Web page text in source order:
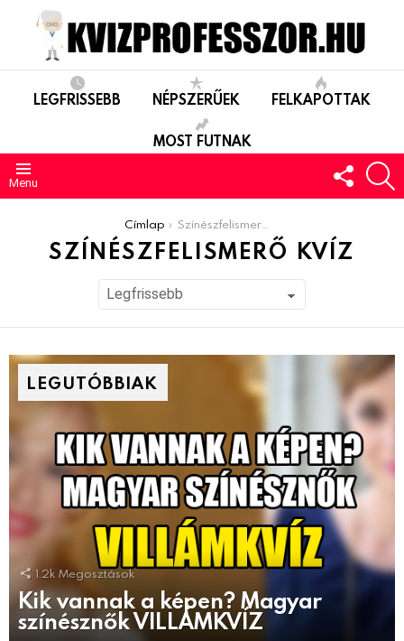
LEGFRISSEBB NÉPSZERŰEK FELKAPOTTAK
MOST FUTNAK
Menu
US
Címlap Színészfelismerő kvíz
SZÍNÉSZFELISMERŐ KVÍZ
LEGUTÓBBIAK
1.2k Megosztások
Kik vannak a képen? Magyar
színésznők VILLÁMKVÍZ